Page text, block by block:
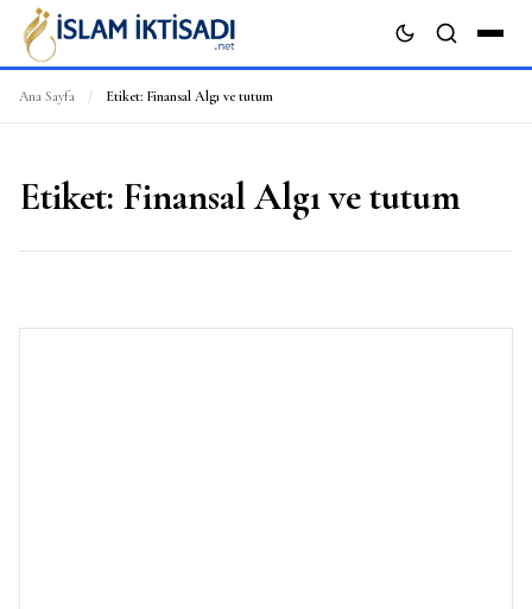
Ana Sayfa / Etiket: Finansal Algı ve tutum
Etiket: Finansal Algı ve tutum